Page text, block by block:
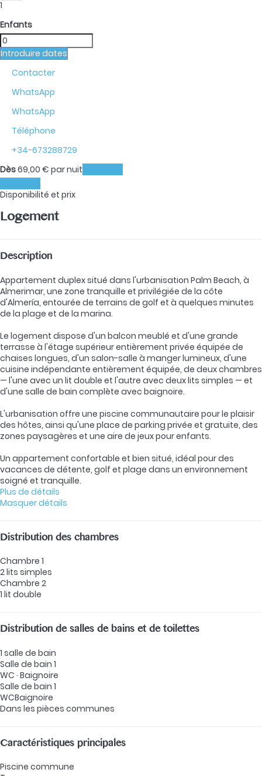
1
Enfants
Introduire dates
Contacter
WhatsApp
WhatsApp
Téléphone
+34-673288729
Dès69,00 € par nuit
Disponibilité et prix
Logement
Description
Appartement duplex situé dans l'urbanisation Palm Beach, à
Almerimar, une zone tranquille et privilégiée de la côte
d'Almería, entourée de terrains de golf et à quelques minutes
de la plage et de la marina.
Le logement dispose d'un balcon meublé et d'une grande
terrasse à l'étage supérieur entièrement privée équipée de
chaises longues, d'un salon-salle à manger lumineux, d'une
cuisine indépendante entièrement équipée, de deux chambres
— l'une avec un lit double et l'autre avec deux lits simples — et
d'une salle de bain complète avec baignoire.
L'urbanisation offre une piscine communautaire pour le plaisir
des hôtes, ainsi qu'une place de parking privée et gratuite, des
zones paysagères et une aire de jeux pour enfants.
Un appartement confortable et bien situé, idéal pour des
vacances de détente, golf et plage dans un environnement
soigné et tranquille.
Plus de détails
Masquer détails
Distribution des chambres
Chambre 1
2 lits simples
Chambre 2
1 lit double
Distribution de salles de bains et de toilettes
1 salle de bain
Salle de bain 1
WC · Baignoire
Salle de bain 1
WCBaignoire
Dans les pièces communes
Caractéristiques principales
Piscine commune